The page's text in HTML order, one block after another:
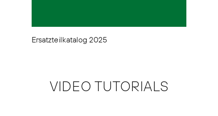
Ersatzteilkatalog 2025
VIDEO TUTORIALS